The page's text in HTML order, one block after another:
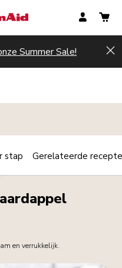
Summer Sale!
Print
Share
en verrukkelijk.
stap Gerelateerde